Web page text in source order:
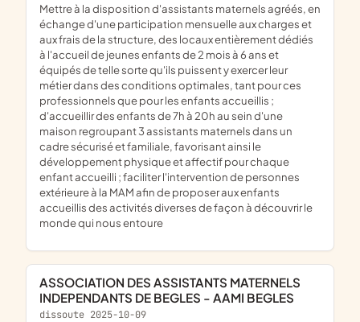
mettre à la disposition d'assistants maternels agréés, en
échange d'une participation mensuelle aux charges et
aux frais de la structure, des locaux entièrement dédiés
à l'accueil de jeunes enfants de 2 mois à 6 ans et
équipés de telle sorte qu'ils puissent y exercer leur
métier dans des conditions optimales, tant pour ces
professionnels que pour les enfants accueillis ;
d'accueillir des enfants de 7h à 20h au sein d'une
maison regroupant 3 assistants maternels dans un
cadre sécurisé et familiale, favorisant ainsi le
développement physique et affectif pour chaque
enfant accueilli ; faciliter l'intervention de personnes
extérieure à la MAM afin de proposer aux enfants
accueillis des activités diverses de façon à découvrir le
monde qui nous entoure
ASSOCIATION DES ASSISTANTS MATERNELS
INDEPENDANTS DE BEGLES - AAMI BEGLES
dissoute 2025-10-09